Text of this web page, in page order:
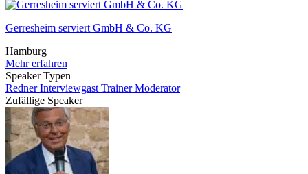
Gerresheim serviert GmbH & Co. KG
Hamburg
Mehr erfahren
Speaker Typen
RednerInterviewgast TrainerModerator
Zufällige Speaker